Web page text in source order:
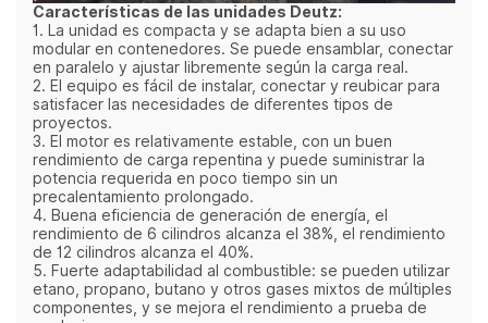
Características de las unidades Deutz:
1. La unidad es compacta y se adapta bien a su uso
modular en contenedores. Se puede ensamblar, conectar
en paralelo y ajustar libremente según la carga real.
2. El equipo es fácil de instalar, conectar y reubicar para
satisfacer las necesidades de diferentes tipos de
proyectos.
3. El motor es relativamente estable, con un buen
rendimiento de carga repentina y puede suministrar la
potencia requerida en poco tiempo sin un
precalentamiento prolongado.
4. Buena eficiencia de generación de energía, el
rendimiento de 6 cilindros alcanza el 38%, el rendimiento
de 12 cilindros alcanza el 40%.
5. Fuerte adaptabilidad al combustible: se pueden utilizar
etano, propano, butano y otros gases mixtos de múltiples
componentes, y se mejora el rendimiento a prueba de